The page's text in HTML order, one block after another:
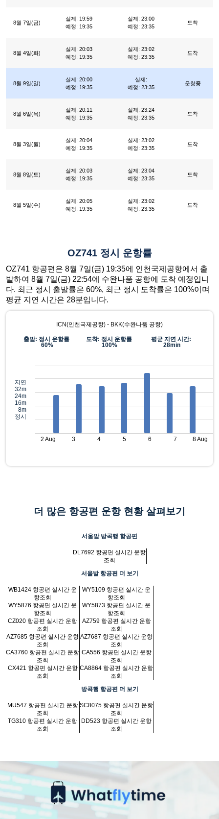
8월 7일(금)
실제: 19:59
예정: 19:35
실제: 23:00
예정: 23:35
도착
8월 4일(화)
실제: 20:03
예정: 19:35
실제: 23:02
예정: 23:35
도착
8월 9일(일)
실제: 20:00
예정: 19:35
실제:
예정: 23:35
운항중
8월 6일(목)
실제: 20:11
예정: 19:35
실제: 23:24
예정: 23:35
도착
8월 3일(월)
실제: 20:04
예정: 19:35
실제: 23:02
예정: 23:35
도착
8월 8일(토)
실제: 20:03
예정: 19:35
실제: 23:04
예정: 23:35
도착
8월 5일(수)
실제: 20:05
예정: 19:35
실제: 23:02
예정: 23:35
도착
OZ741 정시 운항률
OZ741 항공편은 8월 7일(금) 19:35에 인천국제공항에서 출
발하여 8월 7일(금) 22:54에 수완나품 공항에 도착 예정입니
다. 최근 정시 출발률은 60%, 최근 정시 도착률은 100%이며
평균 지연 시간은 28분입니다.
ICN(인천국제공항) - BKK(수완나품 공항)
출발: 정시 운항률
60%
도착: 정시 운항률
100%
평균 지연 시간:
28min
지연
32m
24m
16m
8m
정시
2 Aug 3 4 5 6 7 8 Aug
더 많은 항공편 운항 현황 살펴보기
서울발 방콕행 항공편
DL7692 항공편 실시간 운항
조회
서울발 항공편 더 보기
WB1424 항공편 실시간 운
항조회
WY5109 항공편 실시간 운
항조회
WY5876 항공편 실시간 운
항조회
WY5873 항공편 실시간 운
항조회
CZ020 항공편 실시간 운항
조회
AZ759 항공편 실시간 운항
조회
AZ7685 항공편 실시간 운항
조회
AZ7687 항공편 실시간 운항
조회
CA3760 항공편 실시간 운항
조회
CA556 항공편 실시간 운항
조회
CX421 항공편 실시간 운항
조회
CA8864 항공편 실시간 운항
조회
방콕행 항공편 더 보기
MU547 항공편 실시간 운항
조회
SC8075 항공편 실시간 운항
조회
TG310 항공편 실시간 운항
조회
DD523 항공편 실시간 운항
조회